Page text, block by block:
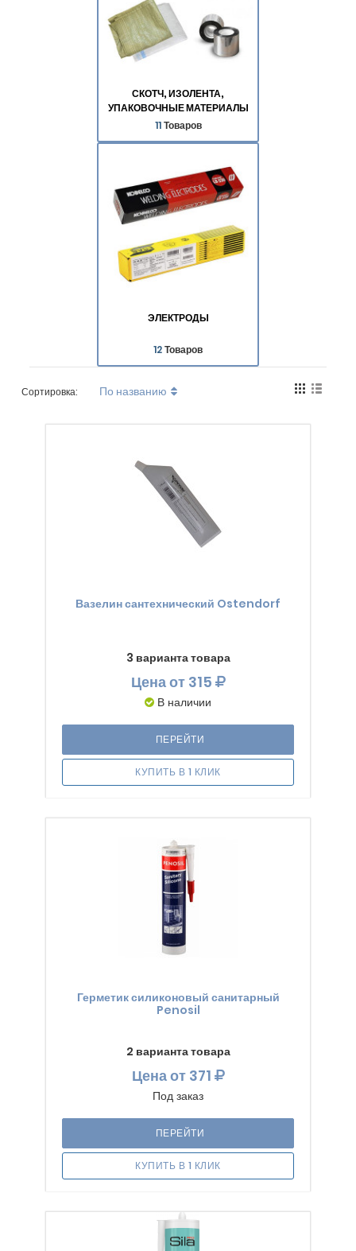
СКОТЧ, ИЗОЛЕНТА,
УПАКОВОЧНЫЕ МАТЕРИАЛЫ
11Товаров
ЭЛЕКТРОДЫ
12Товаров
Сортировка: По названию
Вазелин сантехнический Ostendorf
3 варианта товара
Ценаот 315
В наличии
ПЕРЕЙТИ
КУПИТЬ В 1 КЛИК
Герметик силиконовый санитарный
Penosil
2 варианта товара
Ценаот 371
Под заказ
ПЕРЕЙТИ
КУПИТЬ В 1 КЛИК